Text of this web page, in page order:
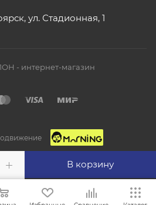
В корзину
ул. Стадионная, 1
- интернет-магазин